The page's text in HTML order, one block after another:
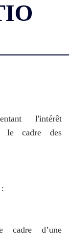
l'intérêt
le cadre des
cadre d’une